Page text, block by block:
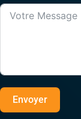
Envoyer